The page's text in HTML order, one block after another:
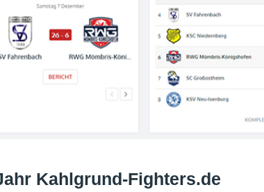
Kahlgrund-Fighters.de